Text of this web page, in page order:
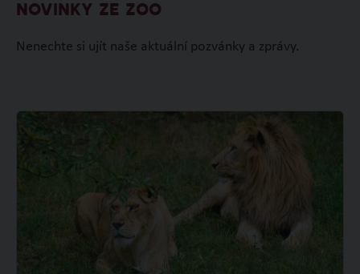
NOVINKY ZE ZOO
Nenechte si ujít naše aktuální pozvánky a zprávy.